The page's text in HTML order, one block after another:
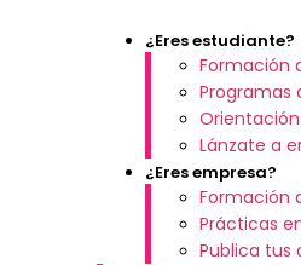
¿Eres estudiante?
Formación
Programas
Lánzate a
¿Eres empresa?
Formación
Prácticas
Publica tus